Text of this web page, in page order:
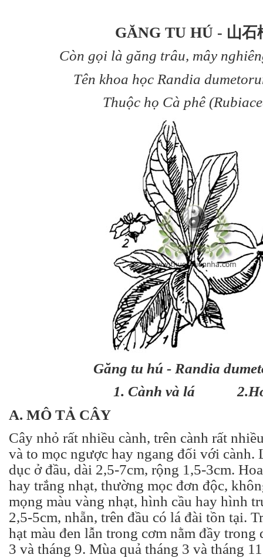
GĂNG TU HÚ - 山石
Còn gọi là găng trâu, mây
Tên khoa học Randia
Thuộc họ Cà phê
Găng tu hú - Randia
1. Cành và lá
A. MÔ TẢ CÂY
Cây nhỏ rất nhiều cành, trên cành rất
và to mọc ngược hay ngang đối với cành.
dục ở đầu, dài 2,5-7cm, rộng 1,5-3cm.
hay trắng nhạt, thường mọc đơn độc,
mọng màu vàng nhạt, hình cầu hay hình
2,5-5cm, nhẵn, trên đầu có lá đài tồn tại.
hạt màu đen lẫn trong cơm nằm đầy trong
3 và tháng 9. Mùa quả tháng 3 và tháng